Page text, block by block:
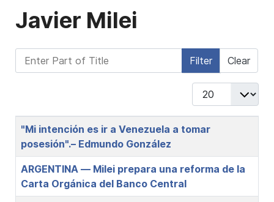
Javier Milei
Enter Part of Title Filter Clear
Display #
Title
"Mi intención es ir a Venezuela a tomar
posesión".– Edmundo González
ARGENTINA — Milei prepara una reforma de la
Carta Orgánica del Banco Central